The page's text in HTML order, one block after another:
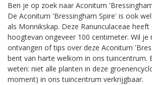
Ben je op zoek naar Aconitum
De Aconitum 'Bressingham Spire' is ook
als Monnikskap. Deze Ranunculaceae
hoogtevan ongeveer 100 centimeter. Wil je
ontvangen of tips over deze Aconitum
bent van harte welkom in ons tuincentrum.
weten: niet alle planten in deze
moment) in ons tuincentrum verkrijgbaar.